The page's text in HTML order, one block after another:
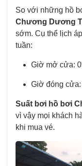
So với những hồ
Chương Dương
sớm. Cụ thể lịch
tuần:
Giờ mở cửa:
Giờ đóng
Suất bơi hồ bơi
vì vậy mọi khách
khi mua vé.